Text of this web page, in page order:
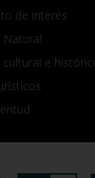
de interés
e